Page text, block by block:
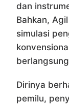
dan
Bahkan,
simulasi
Dirinya
pemilu,